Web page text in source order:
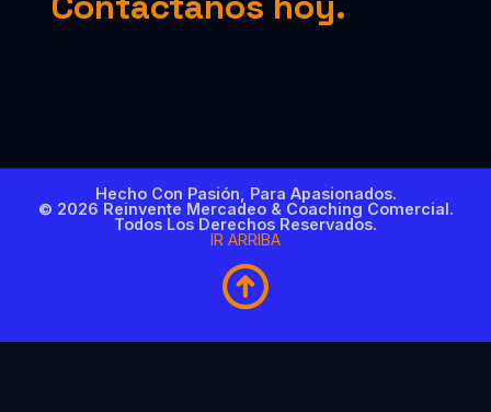
Hecho Con Pasión, Para Apasionados.
© 2026 Reinvente Mercadeo & Coaching Comercial.
Todos Los Derechos Reservados.
IR ARRIBA